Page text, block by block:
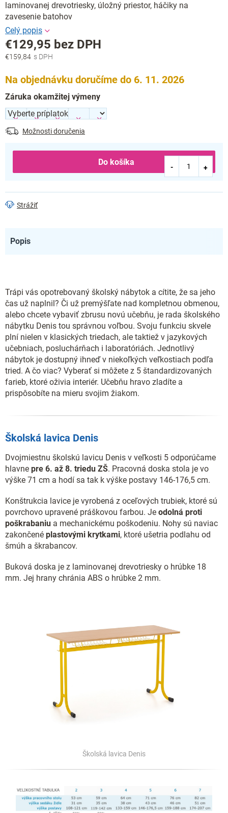
laminovanej drevotriesky, úložný priestor, háčiky na
zavesenie batohov
€159,84
€129,95 bez DPH
Jednotková
Na objednávku doručíme do 6. 11. 2026
Záruka okamžitej výmeny
Možnosti doručenia
Do košíka
Strážiť
Popis
Trápi vás opotrebovaný školský nábytok a cítite, že sa jeho
čas už naplnil? Či už premýšľate nad kompletnou obmenou,
alebo chcete vybaviť zbrusu novú učebňu, je rada školského
nábytku Denis tou správnou voľbou. Svoju funkciu skvele
plní nielen v klasických triedach, ale taktiež v jazykových
učebniach, posluchárňach i laboratóriách. Jednotlivý
nábytok je dostupný ihneď v niekoľkých veľkostiach podľa
tried. A čo viac? Vyberať si môžete z 5 štandardizovaných
farieb, ktoré oživia interiér. Učebňu hravo zladíte a
prispôsobíte na mieru svojim žiakom.
Školská lavica Denis
Dvojmiestnu školskú lavicu Denis v veľkosti 5 odporúčame
hlavne pre 6. až 8. triedu ZŠ. Pracovná doska stola je vo
výške 71 cm a hodí sa tak k výške postavy 146-176,5 cm.
Konštrukcia lavice je vyrobená z oceľových trubiek, ktoré sú
povrchovo upravené práškovou farbou. Je odolná proti
poškrabaniu a mechanickému poškodeniu. Nohy sú naviac
zakončené plastovými krytkami, ktoré ušetria podlahu od
šmúh a škrabancov.
Buková doska je z laminovanej drevotriesky o hrúbke 18
mm. Jej hrany chránia ABS o hrúbke 2 mm.
Školská lavica Denis